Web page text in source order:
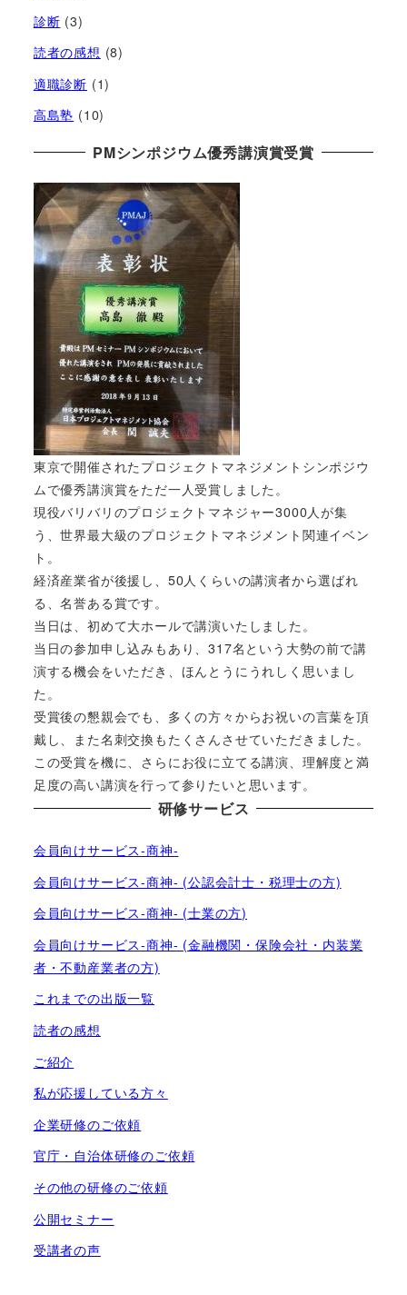
診断 (3)
読者の感想 (8)
適職診断 (1)
高島塾 (10)
PMシンポジウム優秀講演賞受賞
東京で開催されたプロジェクトマネジメントシンポジウ
ムで優秀講演賞をただ一人受賞しました。
現役バリバリのプロジェクトマネジャー3000人が集
う、世界最大級のプロジェクトマネジメント関連イベン
ト。
経済産業省が後援し、50人くらいの講演者から選ばれ
る、名誉ある賞です。
当日は、初めて大ホールで講演いたしました。
当日の参加申し込みもあり、317名という大勢の前で講
演する機会をいただき、ほんとうにうれしく思いまし
た。
受賞後の懇親会でも、多くの方々からお祝いの言葉を頂
戴し、また名刺交換もたくさんさせていただきました。
この受賞を機に、さらにお役に立てる講演、理解度と満
足度の高い講演を行って参りたいと思います。
研修サービス
会員向けサービス-商神-
会員向けサービス-商神- (公認会計士・税理士の方)
会員向けサービス-商神- (士業の方)
会員向けサービス-商神- (金融機関・保険会社・内装業
者・不動産業者の方)
これまでの出版一覧
読者の感想
ご紹介
私が応援している方々
企業研修のご依頼
官庁・自治体研修のご依頼
その他の研修のご依頼
公開セミナー
受講者の声